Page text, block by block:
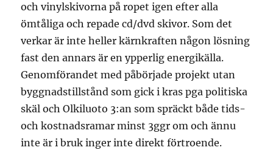
och vinylskivorna på ropet igen efter alla
ömtåliga och repade cd/dvd skivor. Som det
verkar är inte heller kärnkraften någon lösning
fast den annars är en ypperlig energikälla.
Genomförandet med påbörjade projekt utan
byggnadstillstånd som gick i kras pga politiska
skäl och Olkiluoto 3:an som spräckt både tids-
och kostnadsramar minst 3ggr om och ännu
inte är i bruk inger inte direkt förtroende.